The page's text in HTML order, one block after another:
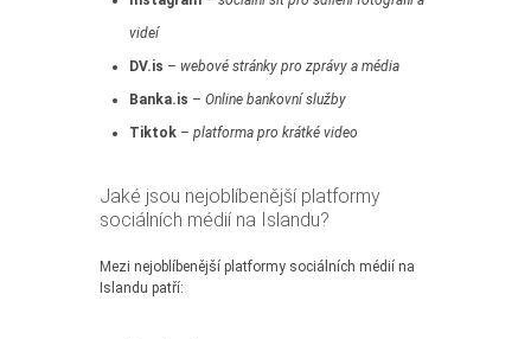
videí
DV.is – webové stránky pro zprávy a média
Banka.is – Online bankovní služby
Tiktok – platforma pro krátké video
Jaké jsou nejoblíbenější platformy
sociálních médií na Islandu?
Mezi nejoblíbenější platformy sociálních médií na
Islandu patří: